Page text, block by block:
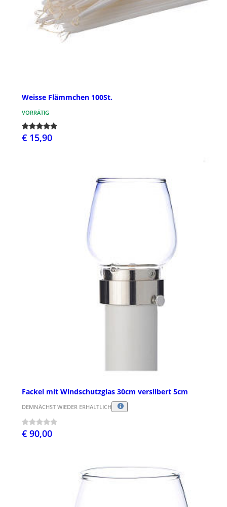
Weisse Flämmchen 100St.
VORRÄTIG
€ 15,90
Fackel mit Windschutzglas 30cm versilbert 5cm
DEMNÄCHST WIEDER ERHÄLTLICH
€ 90,00